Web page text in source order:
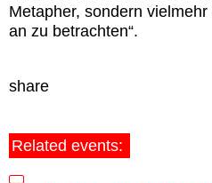
Metapher, sondern
an zu betrachten“.
share
Related events: